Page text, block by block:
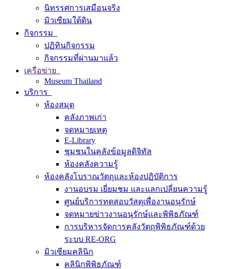
นิทรรศการเสมือนจริง
มิวเซียมใต้ดิน
กิจกรรม
ปฏิทินกิจกรรม
กิจกรรมที่ผ่านมาแล้ว
เครือข่าย
Museum Thailand
บริการ
ห้องสมุด
คลังภาพเก่า
จดหมายเหตุ
E-Library
ชุมชนในคลังข้อมูลดิจิทัล
ห้องคลังความรู้
ห้องคลังโบราณวัตถุและห้องปฏิบัติการ
งานอบรม เยี่ยมชม และแลกเปลี่ยนความรู้
ศูนย์บริการทดสอบวัสดุเพื่องานอนุรักษ์
จดหมายข่าวงานอนุรักษ์และพิพิธภัณฑ์
การบริหารจัดการคลังวัตถุพิพิธภัณฑ์ด้วย
ระบบ RE-ORG
มิวเซียมคลินิก
คลินิกพิพิธภัณฑ์